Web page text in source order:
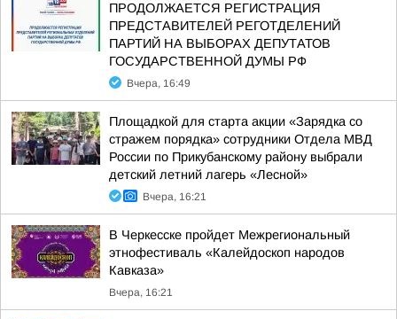
ПРОДОЛЖАЕТСЯ РЕГИСТРАЦИЯ
ПРЕДСТАВИТЕЛЕЙ РЕГОТДЕЛЕНИЙ
ПАРТИЙ НА ВЫБОРАХ ДЕПУТАТОВ
ГОСУДАРСТВЕННОЙ ДУМЫ РФ
Вчера, 16:49
Площадкой для старта акции «Зарядка со
стражем порядка» сотрудники Отдела МВД
России по Прикубанскому району выбрали
детский летний лагерь «Лесной»
Вчера, 16:21
В Черкесске пройдет Межрегиональный
этнофестиваль «Калейдоскоп народов
Кавказа»
Вчера, 16:21